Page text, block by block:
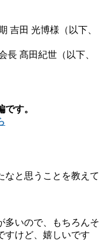
田 光博様（以下、
長 髙田紀世（以下、
す。
なと思うことを教えて
多いので、もちろんそ
すけど、嬉しいです